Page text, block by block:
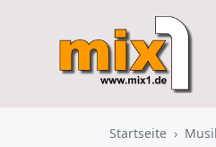
Startseite ›